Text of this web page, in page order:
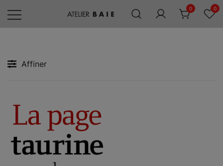
0 0
Affiner